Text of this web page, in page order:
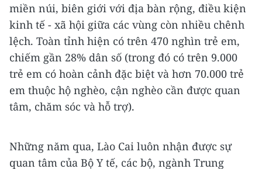
miền núi, biên giới với địa bàn rộng, điều kiện
kinh tế - xã hội giữa các vùng còn nhiều chênh
lệch. Toàn tỉnh hiện có trên 470 nghìn trẻ em,
chiếm gần 28% dân số (trong đó có trên 9.000
trẻ em có hoàn cảnh đặc biệt và hơn 70.000 trẻ
em thuộc hộ nghèo, cận nghèo cần được quan
tâm, chăm sóc và hỗ trợ).
Những năm qua, Lào Cai luôn nhận được sự
quan tâm của Bộ Y tế, các bộ, ngành Trung